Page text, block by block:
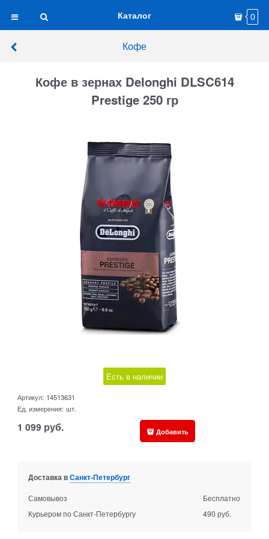
Каталог 0
Кофе
Кофе в зернах Delonghi DLSC614
Prestige 250 гр
Есть в наличии
Артикул: 14513631
Ед. измерения: шт.
1 099 руб. Добавить
Доставка вСанкт-Петербург
Самовывоз
Бесплатно
Курьером по Санкт-Петербургу
490 руб.